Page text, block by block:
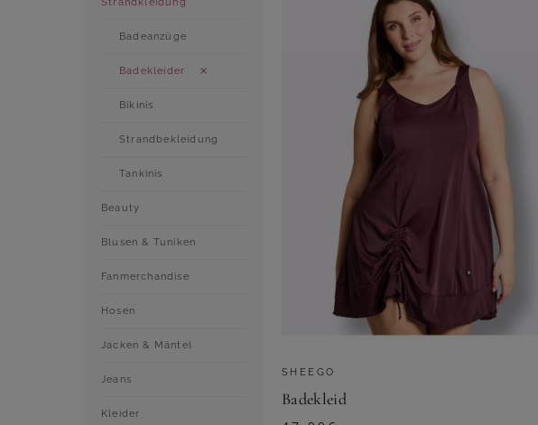
Badeanzüge
Badekleider
Bikinis
Strandbekleidung
Tankinis
Beauty
Blusen & Tuniken
Fanmerchandise
Hosen
Jacken & Mäntel
Jeans
Kleider
SHEEGO
Badekleid